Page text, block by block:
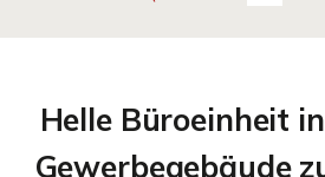
Helle Büroeinheit
Gewerbegebäude